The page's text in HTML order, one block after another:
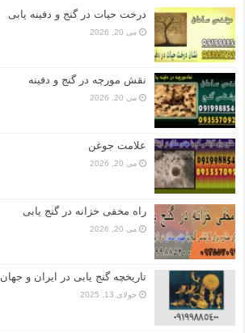
درخت حیات در گنج و دفینه یابی
می 20, 2026
نقش مورچه در گنج و دفینه
می 20, 2026
علامت جوغن
می 20, 2026
راه مخفی خزانه در گنج یابی
می 20, 2026
تاریخچه گنج‌ یابی در ایران و جهان
جولای 13, 2025